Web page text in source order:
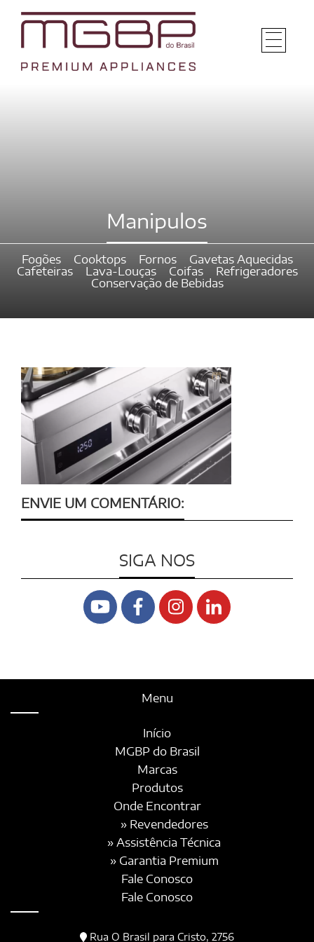
Manipulos
Fogões Cooktops Fornos
Gavetas Aquecidas
Cafeteiras
Lava-Louças Coifas
Refrigeradores
Conservação de Bebidas
ENVIE UM COMENTÁRIO:
SIGA NOS
Menu
Início
MGBP do Brasil
Marcas
Produtos
Onde Encontrar
» Revendedores
» Assistência Técnica
» Garantia Premium
Fale Conosco
Fale Conosco
Rua O Brasil para Cristo, 2756